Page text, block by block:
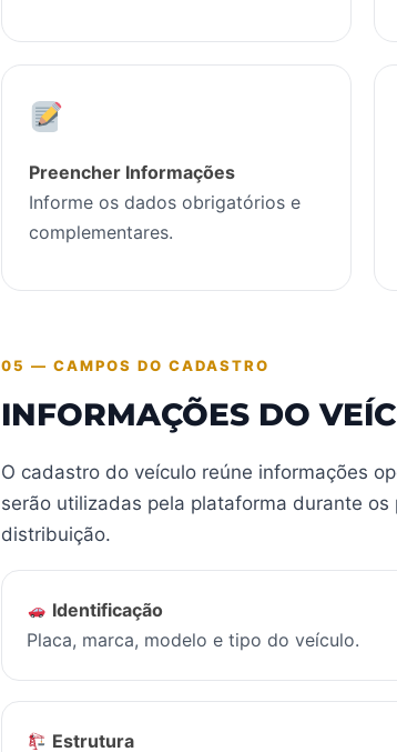
Preencher Informações
Informe os dados obrigatórios e
complementares.
05 — CAMPOS DO CADASTRO
INFORMAÇÕES DO
O cadastro do veículo reúne informações
serão utilizadas pela plataforma durante
distribuição.
Identificação
Placa, marca, modelo e tipo do veículo.
Estrutura